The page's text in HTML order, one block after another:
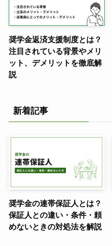
奨学金返済支援制度とは？
注目されている背景やメリ
ット、デメリットを徹底解
説
新着記事
奨学金の連帯保証人とは？
保証人との違い・条件・頼
めないときの対処法を解説